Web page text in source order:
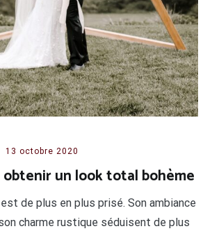
13 octobre 2020
un look total bohème
de plus en plus prisé. Son ambiance
charme rustique séduisent de plus